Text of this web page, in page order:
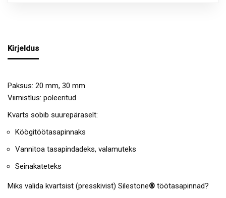
Kirjeldus
Paksus: 20 mm, 30 mm
Viimistlus: poleeritud
Kvarts sobib suurepäraselt:
Köögitöötasapinnaks
Vannitoa tasapindadeks, valamuteks
Seinakateteks
Miks valida kvartsist (presskivist) Silestone® töötasapinnad?